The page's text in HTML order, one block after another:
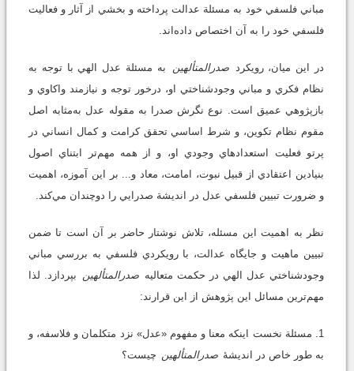
مباني فلسفي خود به مسئلة عدالت پرداخته و بخشي از آثار و فعاليت
فلسفي خود را به آن اختصاص داده‌اند.
در اين ميان، رويکرد صدرالمتألهين
به مسئلة عدل الهي با توجه به
نظام فکري و مباني وجودشناختي او، درخور توجه و نيازمند واکاوي و
بازپژوهي عميق است. نوع نگرش صدرا به مقوله عدل به‌مثابه اصل
مقوم نظام تکوين، و شرط اساسي تحقق کرامت و کمال انساني در
پرتو فعليت استعدادهاي وجودي او، و از همه مهم‌تر ابتناي اصول
بنيادين اعتقادي از قبيل نبوت، امامت، معاد و... بر اين آموزه، اهميت
و ضرورت تبيين فلسفي عدل در انديشة صدرايي را دوچندان مي‌کند.
نظر به اهميت اين مسئله، تلاش نوشتار حاضر بر آن است تا ضمن
تبيين ماهيت و جايگاه عدالت، با رويکردي فلسفي به بررسي مباني
وجودشناختي عدل الهي در حکمت متعاليه صدرالمتألهين بپردازد. لذا
مهم‌ترين مسائل اين پژوهش از اين قرارند:
1. مسئلة نخست اينکه معنا و مفهوم «عدل» نزد متکلمان و فلاسفه، و
به طور خاص در انديشۀ صدرالمتألهين چيست؟